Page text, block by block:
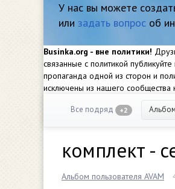
У нас вы можете
или задать вопрос об
Businka.org - вне политики!
связанные с политикой
пропаганда одной из сторон и
исключены из нашего сообщества
Все подряд +2
комплект -
Альбом пользователя AVAM